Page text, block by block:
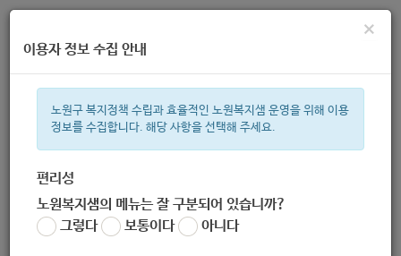
주간 인기검색어
한눈으로 보는 복지 정보
×
이용자 정보 수집 안내
노원구 복지정책 수립과 효율적인 노원복지샘 운영을 위해 이용
정보를 수집합니다. 해당 사항을 선택해 주세요.
편리성
노원복지샘의 메뉴는 잘 구분되어 있습니까?
그렇다
보통이다 아니다